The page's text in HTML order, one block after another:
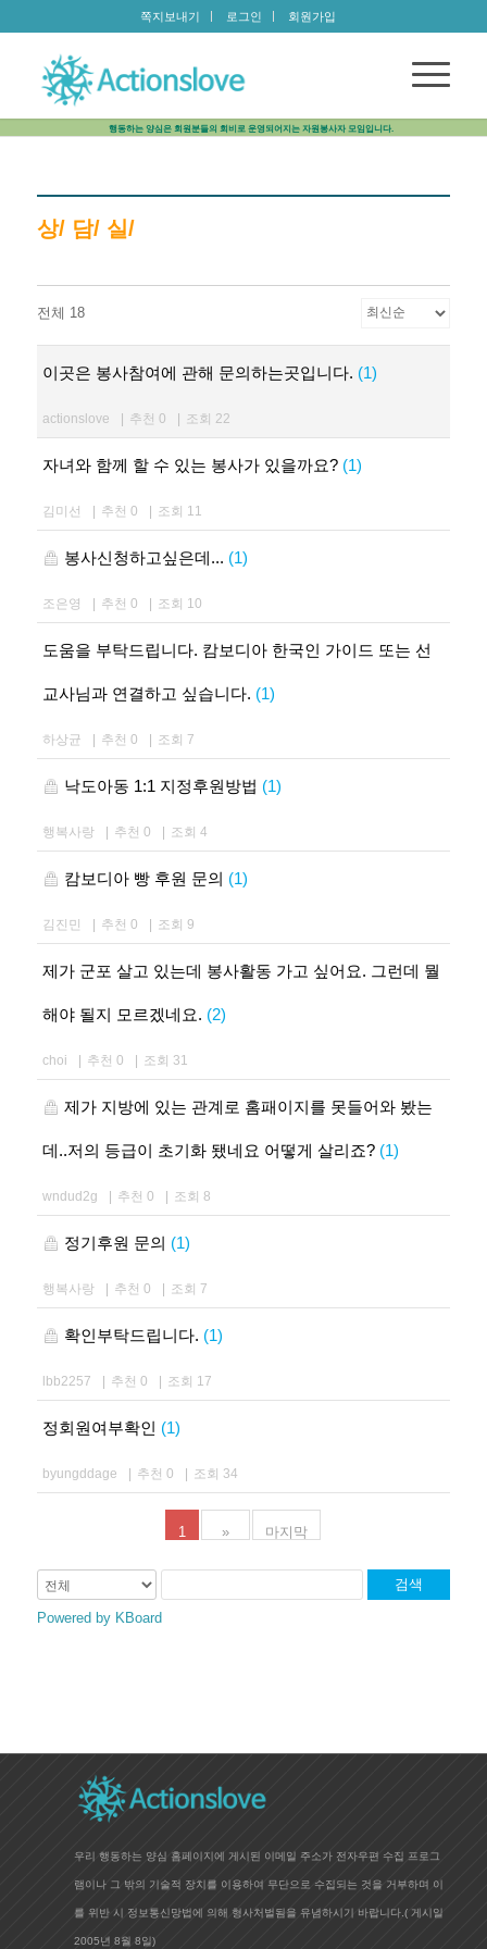
쪽지보내기 로그인 회원가입
행동하는 양심은 회원분들의 회비로 운영되어지는 자원봉사자 모임입니다.
상/ 담/ 실/
전체 18
이곳은 봉사참여에 관해 문의하는곳입니다. (1)
actionslove | 추천 0 | 조회 22
자녀와 함께 할 수 있는 봉사가 있을까요? (1)
김미선 | 추천 0 | 조회 11
봉사신청하고싶은데... (1)
조은영 | 추천 0 | 조회 10
도움을 부탁드립니다. 캄보디아 한국인 가이드 또는 선
교사님과 연결하고 싶습니다. (1)
하상균 | 추천 0 | 조회 7
낙도아동 1:1 지정후원방법 (1)
행복사랑 | 추천 0 | 조회 4
캄보디아 빵 후원 문의 (1)
김진민 | 추천 0 | 조회 9
제가 군포 살고 있는데 봉사활동 가고 싶어요. 그런데 뭘
해야 될지 모르겠네요. (2)
choi | 추천 0 | 조회 31
제가 지방에 있는 관계로 홈패이지를 못들어와 봤는
데..저의 등급이 초기화 됐네요 어떻게 살리죠? (1)
wndud2g | 추천 0 | 조회 8
정기후원 문의 (1)
행복사랑 | 추천 0 | 조회 7
확인부탁드립니다. (1)
lbb2257 | 추천 0 | 조회 17
정회원여부확인 (1)
byungddage | 추천 0 | 조회 34
1 » 마지막
검색
Powered by KBoard
우리 행동하는 양심 홈페이지에 게시된 이메일 주소가 전자우편 수집 프로그
램이나 그 밖의 기술적 장치를 이용하여 무단으로 수집되는 것을 거부하며 이
를 위반 시 정보통신망법에 의해 형사처벌됨을 유념하시기 바랍니다.( 게시일
2005년 8월 8일)